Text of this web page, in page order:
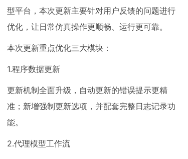
型平台，本次更新主要针对用户反馈的问题进行
优化，让日常仿真操作更顺畅、运行更可靠。
本次更新重点优化三大模块：
1.程序数据更新
更新机制全面升级，自动更新的错误提示更精
准；新增强制更新选项，并配套完整日志记录功
能。
2.代理模型工作流